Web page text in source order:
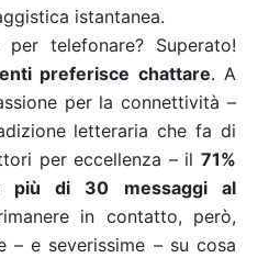
istantanea.
telefonare? Superato!
preferisce chattare. A
per la connettività –
letteraria che fa di
per eccellenza – il 71%
più di 30 messaggi al
in contatto, però,
– e severissime – su cosa